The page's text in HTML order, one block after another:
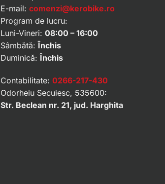
E-mail: comenzi@kerobike.ro
Program de lucru:
Luni-Vineri: 08:00 – 16:00
Sâmbătă: Închis
Duminică: Închis
Contabilitate: 0266-217-430
Odorheiu Secuiesc, 535600:
Str. Beclean nr. 21, jud. Harghita